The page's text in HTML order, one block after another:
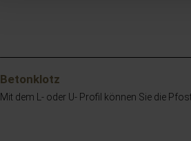
Betonklotz
Mit dem L- oder U- Profil können Sie die